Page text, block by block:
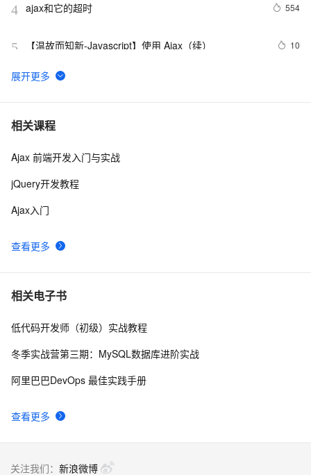
4 ajax和它的超时 554
5 【温故而知新-Javascript】使用 Ajax（续） 10
6 jquery table 操作
7 Visual Studio正式支持jQuery JavaScript程式库
8 jquery 选中某一行
相关课程
查看更多
Ajax 前端开发入门与实战
jQuery开发教程
Ajax入门
相关电子书
查看更多
低代码开发师（初级）实战教程
冬季实战营第三期：MySQL数据库进阶实战
阿里巴巴DevOps 最佳实践手册
关注我们： 新浪微博